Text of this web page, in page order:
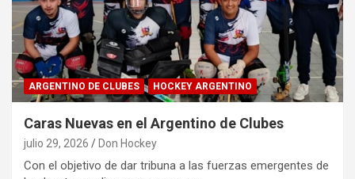
ARGENTINO DE CLUBES HOCKEY ARGENTINO
Caras Nuevas en el Argentino de Clubes
julio 29, 2026 Don Hockey
Con el objetivo de dar tribuna a las fuerzas emergentes de